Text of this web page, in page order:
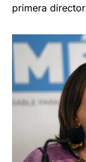
primera